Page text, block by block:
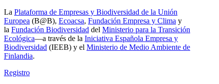
La Plataforma de Empresas y Biodiversidad de la Unión
Europea (B@B), Ecoacsa, Fundación Empresa y Clima y
la Fundación Biodiversidad del Ministerio para la Transición
Ecológica—a través de la Iniciativa Española Empresa y
Biodiversidad (IEEB) y el Ministerio de Medio Ambiente de
Finlandia.
Registro